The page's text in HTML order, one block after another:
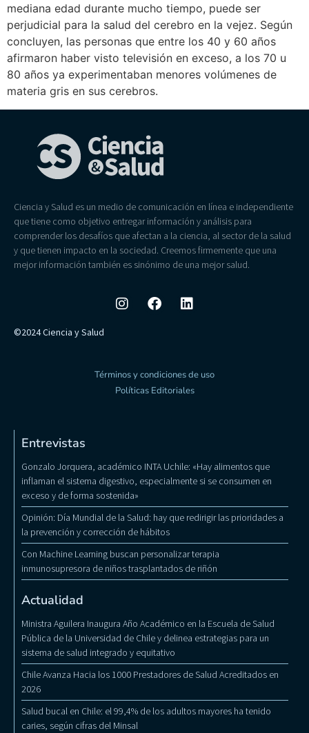
mediana edad durante mucho tiempo, puede ser
perjudicial para la salud del cerebro en la vejez. Según
concluyen, las personas que entre los 40 y 60 años
afirmaron haber visto televisión en exceso, a los 70 u
80 años ya experimentaban menores volúmenes de
materia gris en sus cerebros.
Ciencia y Salud es un medio de comunicación en línea e independiente
que tiene como objetivo entregar información y análisis para
comprender los desafíos que afectan a la ciencia, al sector de la salud
y que tienen impacto en la sociedad. Creemos firmemente que una
mejor información también es sinónimo de una mejor salud.
©2024 Ciencia y Salud
Términos y condiciones de uso
Políticas Editoriales
Entrevistas
Gonzalo Jorquera, académico INTA Uchile: «Hay alimentos que
inflaman el sistema digestivo, especialmente si se consumen en
exceso y de forma sostenida»
Opinión: Día Mundial de la Salud: hay que redirigir las prioridades a
la prevención y corrección de hábitos
Con Machine Learning buscan personalizar terapia
inmunosupresora de niños trasplantados de riñón
Actualidad
Ministra Aguilera Inaugura Año Académico en la Escuela de Salud
Pública de la Universidad de Chile y delinea estrategias para un
sistema de salud integrado y equitativo
Chile Avanza Hacia los 1000 Prestadores de Salud Acreditados en
2026
Salud bucal en Chile: el 99,4% de los adultos mayores ha tenido
caries, según cifras del Minsal